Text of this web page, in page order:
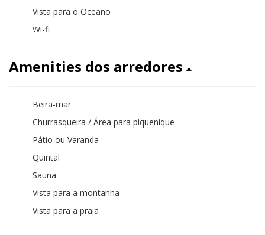
Vista para o Oceano
Wi-fi
Amenities dos arredores
Beira-mar
Churrasqueira / Área para piquenique
Pátio ou Varanda
Quintal
Sauna
Vista para a montanha
Vista para a praia